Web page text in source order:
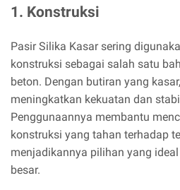
1. Konstruksi
Pasir Silika Kasar sering
konstruksi sebagai salah satu
beton. Dengan butiran yang
meningkatkan kekuatan dan
Penggunaannya membantu
konstruksi yang tahan terhadap
menjadikannya pilihan yang
besar.